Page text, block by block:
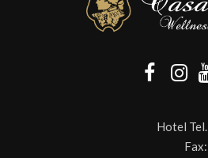
Hotel Tel.
Fax: